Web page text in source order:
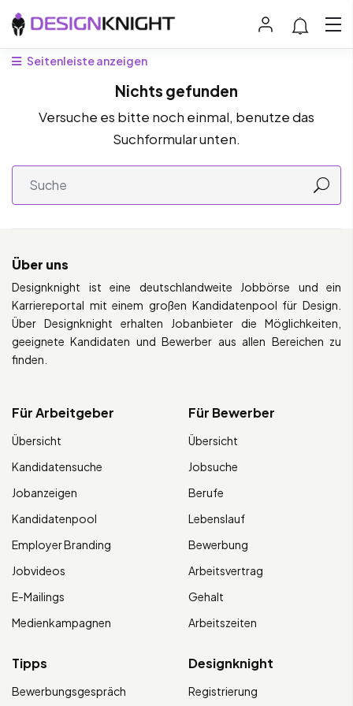
Seitenleiste anzeigen
Nichts gefunden
Versuche es bitte noch einmal, benutze das
Suchformular unten.
Über uns
Designknight ist eine deutschlandweite Jobbörse und ein
Karriereportal mit einem großen Kandidatenpool für Design.
Über Designknight erhalten Jobanbieter die Möglichkeiten,
geeignete Kandidaten und Bewerber aus allen Bereichen zu
finden.
Für Arbeitgeber
Übersicht
Kandidatensuche
Jobanzeigen
Kandidatenpool
Employer Branding
Jobvideos
E-Mailings
Medienkampagnen
Für Bewerber
Übersicht
Jobsuche
Berufe
Lebenslauf
Bewerbung
Arbeitsvertrag
Gehalt
Arbeitszeiten
Tipps
Bewerbungsgespräch
Designknight
Registrierung